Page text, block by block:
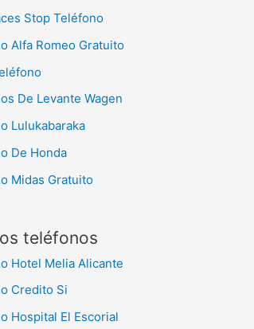
Stop Teléfono
Alfa Romeo Gratuito
De Levante Wagen
Lulukabaraka
De Honda
Midas Gratuito
teléfonos
Hotel Melia Alicante
Credito Si
Hospital El Escorial